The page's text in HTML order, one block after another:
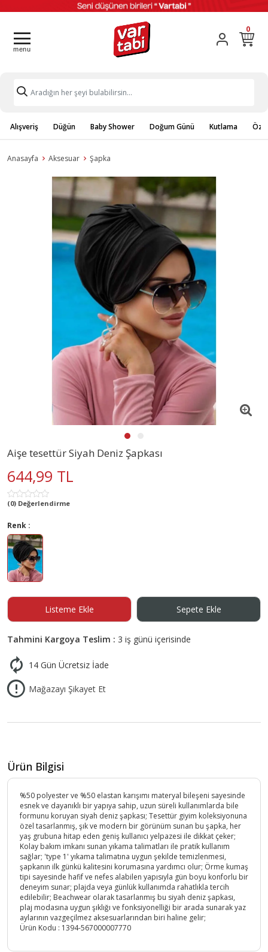
0
Alışveriş Düğün Baby Shower Doğum Günü Kutlama
Anasayfa Aksesuar Şapka
Aişe tesettür Siyah Deniz Şapkası
644,99 TL
(0) Değerlendirme
Renk :
Listeme Ekle Sepete Ekle
Tahmini Kargoya Teslim : 3 iş günü içerisinde
14 Gün Ücretsiz İade
Mağazayı Şikayet Et
Ürün Bilgisi
%50 polyester ve %50 elastan karışımı materyal bileşeni sayesinde
esnek ve dayanıklı bir yapıya sahip, uzun süreli kullanımlarda bile
formunu koruyan siyah deniz şapkası; Tesettür giyim koleksiyonuna
özel tasarlanmış, şık ve modern bir görünüm sunan bu şapka, her
yaş grubuna hitap eden geniş kullanıcı yelpazesi ile dikkat çeker;
Kolay bakım imkanı sunan yıkama talimatları ile pratik kullanım
sağlar; 'type 1' yıkama talimatına uygun şekilde temizlenmesi,
şapkanın ilk günkü kalitesini korumasına yardımcı olur; Örme kumaş
tipi sayesinde hafif ve nefes alabilen yapısıyla gün boyu konforlu bir
deneyim sunar; plajda veya günlük kullanımda rahatlıkla tercih
edilebilir; Beachwear olarak tasarlanmış bu siyah deniz şapkası,
plaj modasına uygun şıklığı ve fonksiyonelliği bir arada sunarak yaz
aylarının vazgeçilmez aksesuarlarından biri haline gelir;
Ürün Kodu : 1394-567000007770